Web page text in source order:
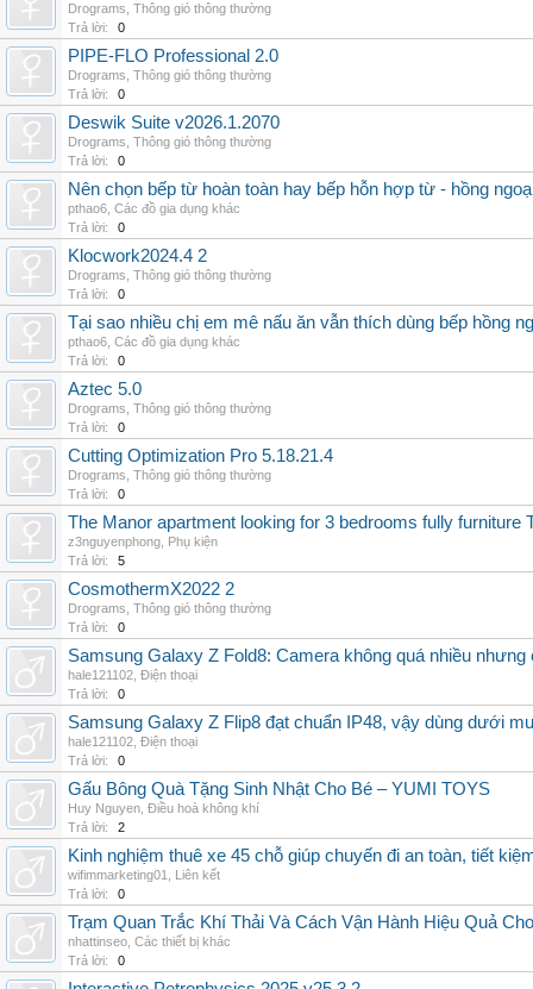
Drograms Thông gió thông thường
Trả lời:
0
PIPE-FLO Professional 2.0
Drograms Thông gió thông thường
Trả lời:
0
Deswik Suite v2026.1.2070
Drograms Thông gió thông thường
Trả lời:
0
Nên chọn bếp từ hoàn toàn hay bếp hỗn hợp từ - hồng
pthao6 Các đồ gia dụng khác
Trả lời:
0
Klocwork2024.4 2
Drograms Thông gió thông thường
Trả lời:
0
Tại sao nhiều chị em mê nấu ăn vẫn thích dùng bếp hồng
pthao6 Các đồ gia dụng khác
Trả lời:
0
Aztec 5.0
Drograms Thông gió thông thường
Trả lời:
0
Cutting Optimization Pro 5.18.21.4
Drograms Thông gió thông thường
Trả lời:
0
The Manor apartment looking for 3 bedrooms fully furniture
z3nguyenphong Phụ kiện
Trả lời:
5
CosmothermX2022 2
Drograms Thông gió thông thường
Trả lời:
0
Samsung Galaxy Z Fold8: Camera không quá nhiều nhưng
hale121102 Điện thoại
Trả lời:
0
Samsung Galaxy Z Flip8 đạt chuẩn IP48, vậy dùng dưới
hale121102 Điện thoại
Trả lời:
0
Gấu Bông Quà Tặng Sinh Nhật Cho Bé – YUMI TOYS
Huy Nguyen Điều hoà không khí
Trả lời:
2
Kinh nghiệm thuê xe 45 chỗ giúp chuyến đi an toàn, tiết
wifimmarketing01
Liên kết
Trả lời:
0
Trạm Quan Trắc Khí Thải Và Cách Vận Hành Hiệu Quả
nhattinseo Các thiết bị khác
Trả lời:
0